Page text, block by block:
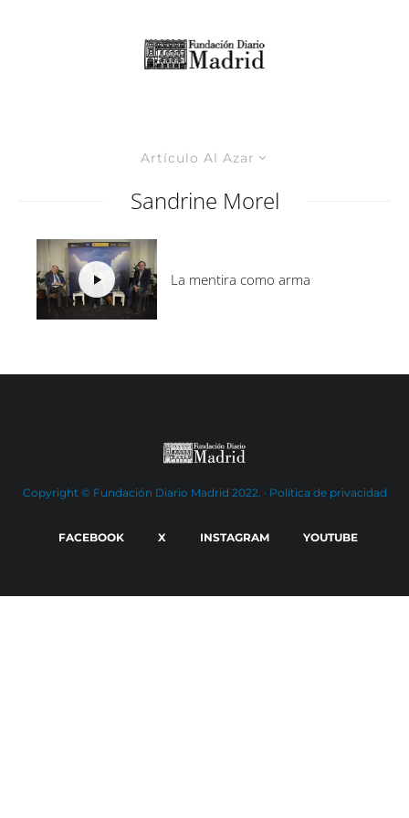
Artículo Al Azar
Sandrine Morel
La mentira como arma
Copyright © Fundación Diario Madrid 2022. · Política de privacidad
FACEBOOK X INSTAGRAM YOUTUBE